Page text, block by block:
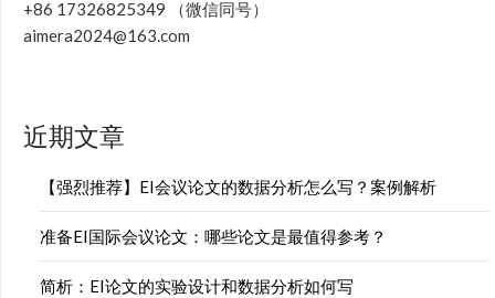
+86 17326825349 （微信同号）
aimera2024@163.com
近期文章
【强烈推荐】EI会议论文的数据分析怎么写？案例解析
准备EI国际会议论文：哪些论文是最值得参考？
简析：EI论文的实验设计和数据分析如何写